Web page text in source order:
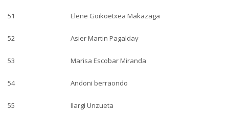
51 Elene Goikoetxea Makazaga
52 Asier Martin Pagalday
53 Marisa Escobar Miranda
54 Andoni berraondo
55 Ilargi Unzueta